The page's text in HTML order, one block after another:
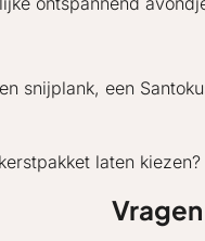
snijplank, een
laten